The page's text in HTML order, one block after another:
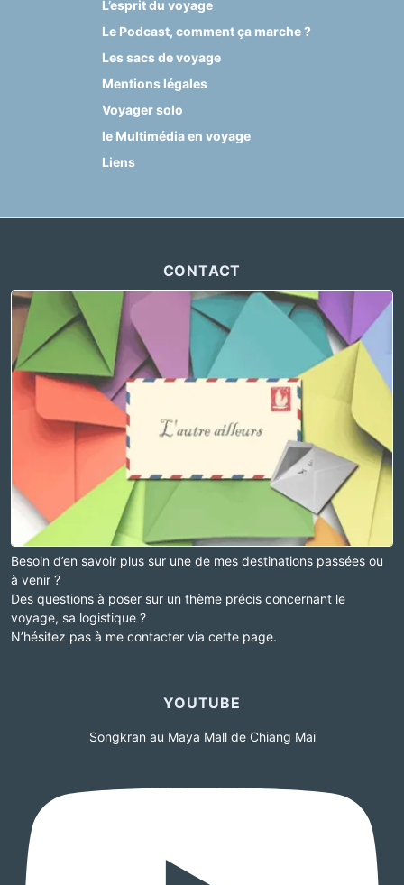
L’esprit du voyage
Le Podcast, comment ça marche ?
Les sacs de voyage
Mentions légales
Voyager solo
le Multimédia en voyage
Liens
CONTACT
Besoin d’en savoir plus sur une de mes destinations passées ou
à venir ?
Des questions à poser sur un thème précis concernant le
voyage, sa logistique ?
N’hésitez pas à me contacter via cette page.
YOUTUBE
Songkran au Maya Mall de Chiang Mai